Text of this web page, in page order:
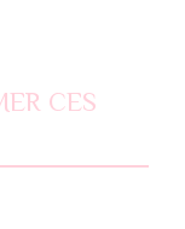
CES